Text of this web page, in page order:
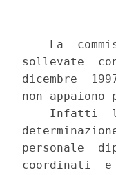
La
sollevate
dicembre
non appaiono
Infatti
personale
coordinati